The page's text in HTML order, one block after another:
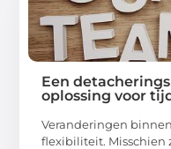
Een
oplossing voor
Veranderingen
flexibiliteit. Misschien